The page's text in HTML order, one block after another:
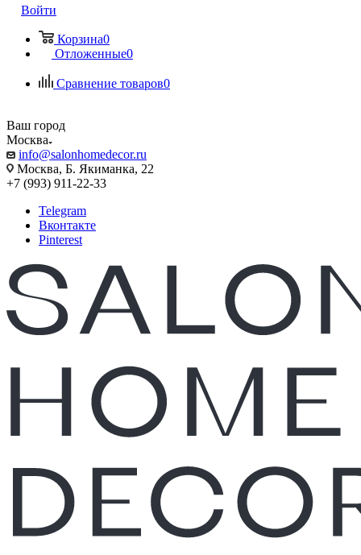
Войти
Корзина0
Отложенные0
Сравнение товаров0
Ваш город
Москва
info@salonhomedecor.ru
Москва, Б. Якиманка, 22
+7 (993) 911-22-33
Telegram
Вконтакте
Pinterest